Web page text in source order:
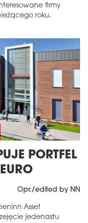
firmy
roku.
PORTFEL
Opr./edited by NN
Asset
jedenastu